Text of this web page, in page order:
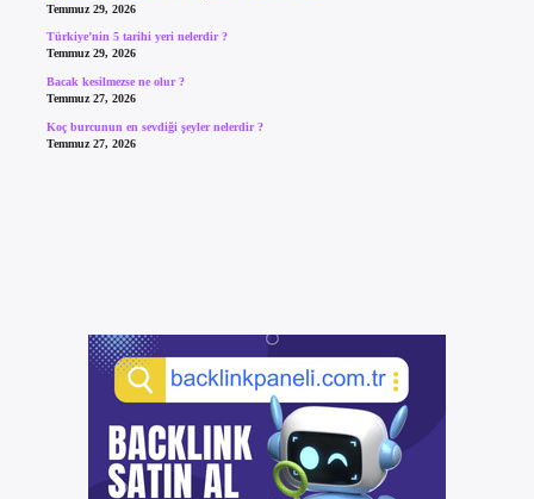
Temmuz 29, 2026
Türkiye’nin 5 tarihi yeri nelerdir ?
Temmuz 29, 2026
Bacak kesilmezse ne olur ?
Temmuz 27, 2026
Koç burcunun en sevdiği şeyler nelerdir ?
Temmuz 27, 2026